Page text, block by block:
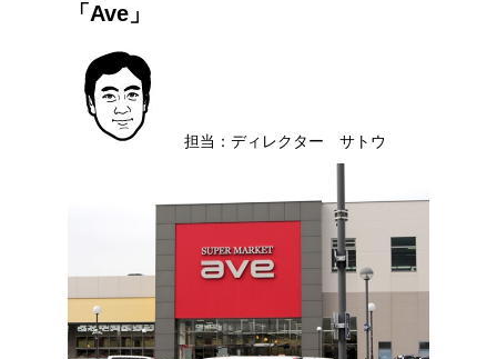
「Ave」
担当：ディレクター サトウ